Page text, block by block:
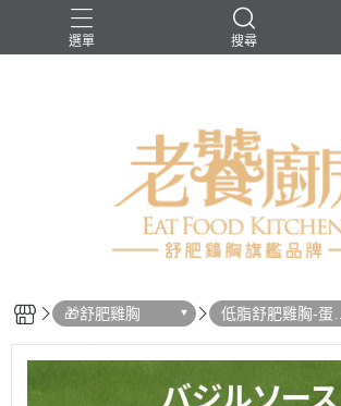
選單 搜尋
舒肥雞胸 蔬菜類
🎁舒肥雞胸
低脂舒肥雞胸-蛋白
爆量包